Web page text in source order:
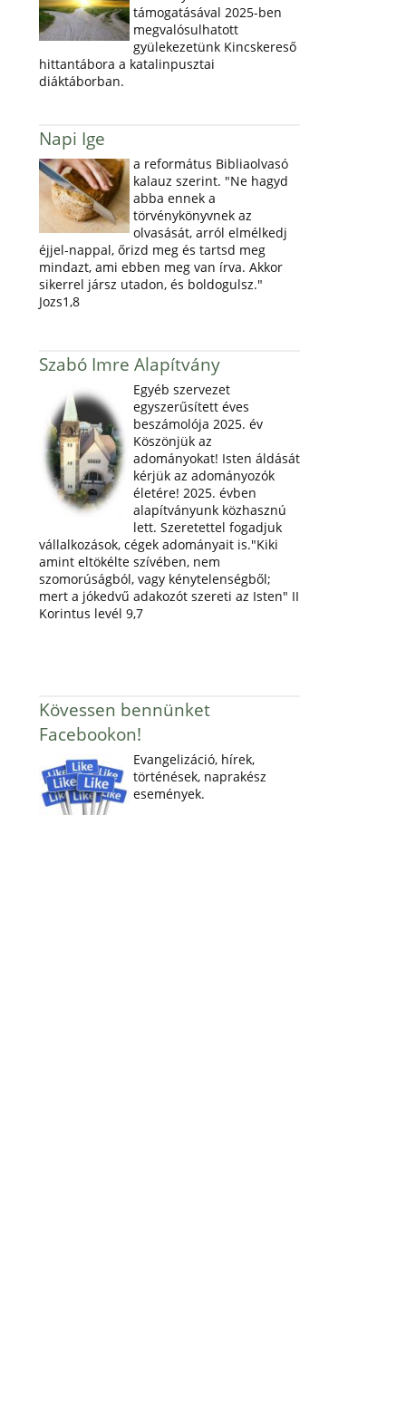
támogatásával 2025-ben
megvalósulhatott
gyülekezetünk Kincskereső
hittantábora a katalinpusztai
diáktáborban.
Napi Ige
a református Bibliaolvasó
kalauz szerint. "Ne hagyd
abba ennek a
törvénykönyvnek az
olvasását, arról elmélkedj
éjjel-nappal, őrizd meg és tartsd meg
mindazt, ami ebben meg van írva. Akkor
sikerrel jársz utadon, és boldogulsz."
Jozs1,8
Szabó Imre Alapítvány
Egyéb szervezet
egyszerűsített éves
beszámolója 2025. év
Köszönjük az
adományokat! Isten áldását
kérjük az adományozók
életére! 2025. évben
alapítványunk közhasznú
lett. Szeretettel fogadjuk
vállalkozások, cégek adományait is."Kiki
amint eltökélte szívében, nem
szomorúságból, vagy kénytelenségből;
mert a jókedvű adakozót szereti az Isten" II
Korintus levél 9,7
Kövessen bennünket
Facebookon!
Evangelizáció, hírek,
történések, naprakész
események.